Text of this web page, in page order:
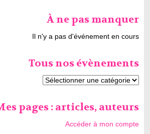
À ne pas manquer
Il n'y a pas d'événement en cours
Tous nos évènements
pages : articles, auteurs
Accéder à mon compte